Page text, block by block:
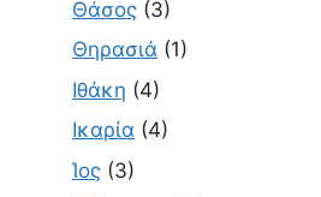
Θάσος (3)
Θηρασιά (1)
Ιθάκη (4)
Ικαρία (4)
Ίος (3)